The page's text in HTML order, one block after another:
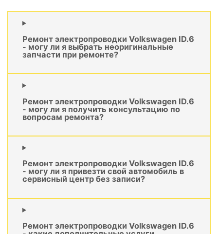
Ремонт электропроводки Volkswagen ID.6
- могу ли я выбрать неоригинальные
запчасти при ремонте?
Ремонт электропроводки Volkswagen ID.6
- могу ли я получить консультацию по
вопросам ремонта?
Ремонт электропроводки Volkswagen ID.6
- могу ли я привезти свой автомобиль в
сервисный центр без записи?
Ремонт электропроводки Volkswagen ID.6